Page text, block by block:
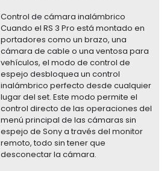
Control de cámara inalámbrico
Cuando el RS 3 Pro está montado en
portadores como un brazo, una
cámara de cable o una ventosa para
vehículos, el modo de control de
espejo desbloquea un control
inalámbrico perfecto desde cualquier
lugar del set. Este modo permite el
control directo de las operaciones del
menú principal de las cámaras sin
espejo de Sony a través del monitor
remoto, todo sin tener que
desconectar la cámara.